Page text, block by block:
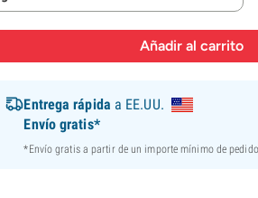
Entrega rápida a EE.UU.
Envío gratis*
*Envío gratis a partir de un importe mínimo de pedido.